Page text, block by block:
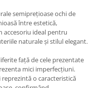
semiprețioase ochi de
între estetică,
accesoriu ideal pentru
naturale și stilul elegant.
față de cele prezentate
mici imperfecțiuni.
o caracteristică